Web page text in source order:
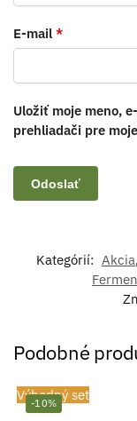
E-mail *
Uložiť moje meno,
prehliadači pre
Kategórií: Akcia,
Podobné
-10%
Výhodný set